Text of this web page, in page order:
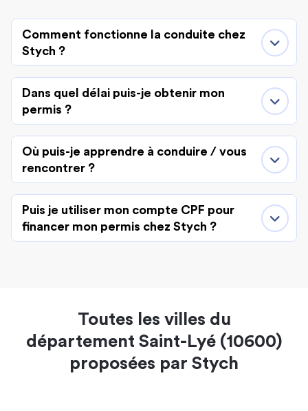
Comment fonctionne la conduite chez
Stych ?
Dans quel délai puis-je obtenir mon
permis ?
Où puis-je apprendre à conduire / vous
rencontrer ?
Puis je utiliser mon compte CPF pour
financer mon permis chez Stych ?
Toutes les villes du
département Saint-Lyé (10600)
proposées par Stych